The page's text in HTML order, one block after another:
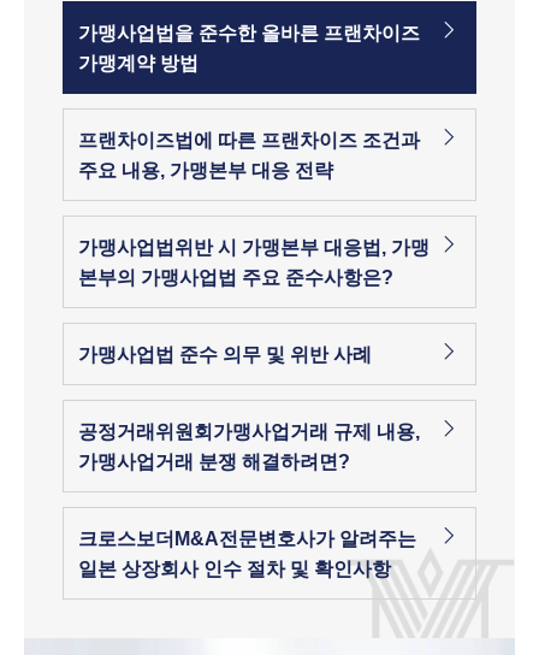
가맹사업법을 준수한 올바른 프랜차이즈
가맹계약 방법
프랜차이즈법에 따른 프랜차이즈 조건과
주요 내용, 가맹본부 대응 전략
가맹사업법위반 시 가맹본부 대응법, 가맹
본부의 가맹사업법 주요 준수사항은?
가맹사업법 준수 의무 및 위반 사례
공정거래위원회가맹사업거래 규제 내용,
가맹사업거래 분쟁 해결하려면?
크로스보더M&A전문변호사가 알려주는
일본 상장회사 인수 절차 및 확인사항